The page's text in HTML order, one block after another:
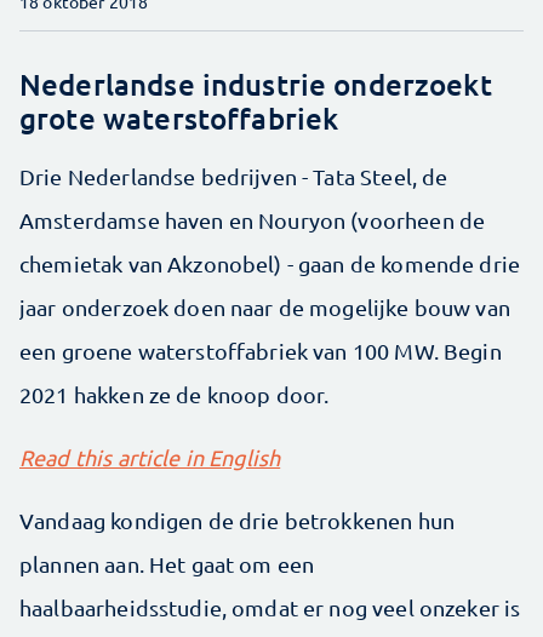
Nederlandse industrie onderzoekt
grote waterstoffabriek
Drie Nederlandse bedrijven - Tata Steel, de
Amsterdamse haven en Nouryon (voorheen de
chemietak van Akzonobel) - gaan de komende drie
jaar onderzoek doen naar de mogelijke bouw van
een groene waterstoffabriek van 100 MW. Begin
2021 hakken ze de knoop door.
Read this article in English
Vandaag kondigen de drie betrokkenen hun
plannen aan. Het gaat om een
haalbaarheidsstudie, omdat er nog veel onzeker is